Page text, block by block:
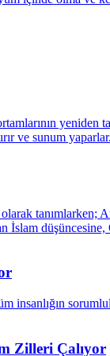
Zilleri Çalıyor